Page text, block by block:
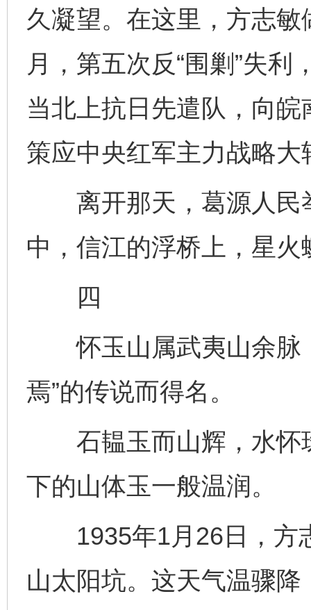
久凝望。在这里，方志
月，第五次反“围剿”失
当北上抗日先遣队，向
策应中央红军主力战略大
离开那天，葛源人民
中，信江的浮桥上，星火
四
怀玉山属武夷山余脉
焉”的传说而得名。
石韫玉而山辉，水怀
下的山体玉一般温润。
1935年1月26日，方
山太阳坑。这天气温骤